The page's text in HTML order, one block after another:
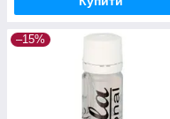
–15%